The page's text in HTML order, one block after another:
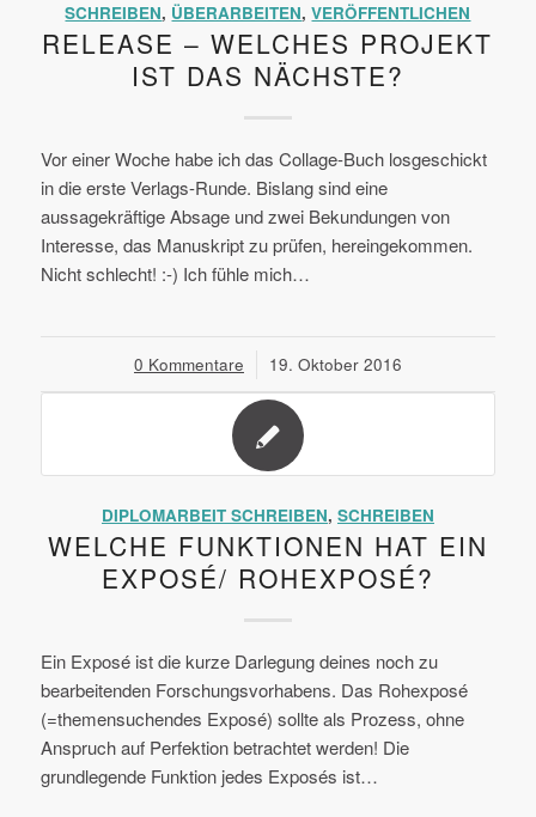
SCHREIBEN, ÜBERARBEITEN,VERÖFFENTLICHEN
RELEASE – WELCHES PROJEKT
IST DAS NÄCHSTE?
Vor einer Woche habe ich das Collage-Buch losgeschickt
in die erste Verlags-Runde. Bislang sind eine
aussagekräftige Absage und zwei Bekundungen von
Interesse, das Manuskript zu prüfen, hereingekommen.
Nicht schlecht! :-) Ich fühle mich…
0 Kommentare
/ 19. Oktober 2016
DIPLOMARBEIT SCHREIBEN, SCHREIBEN
WELCHE FUNKTIONEN HAT EIN
EXPOSÉ/ ROHEXPOSÉ?
Ein Exposé ist die kurze Darlegung deines noch zu
bearbeitenden Forschungsvorhabens. Das Rohexposé
(=themensuchendes Exposé) sollte als Prozess, ohne
Anspruch auf Perfektion betrachtet werden! Die
grundlegende Funktion jedes Exposés ist…